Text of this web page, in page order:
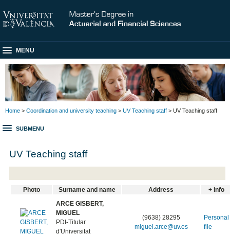
MENU
Home > Coordination and university teaching > UV Teaching staff > UV Teaching staff
SUBMENU
UV Teaching staff
Photo Surname and name Address
+ info
ARCE GISBERT,
MIGUEL
PDI-Titular
d'Universitat
(9638) 28295
miguel.arce@uv.es
Personal
file